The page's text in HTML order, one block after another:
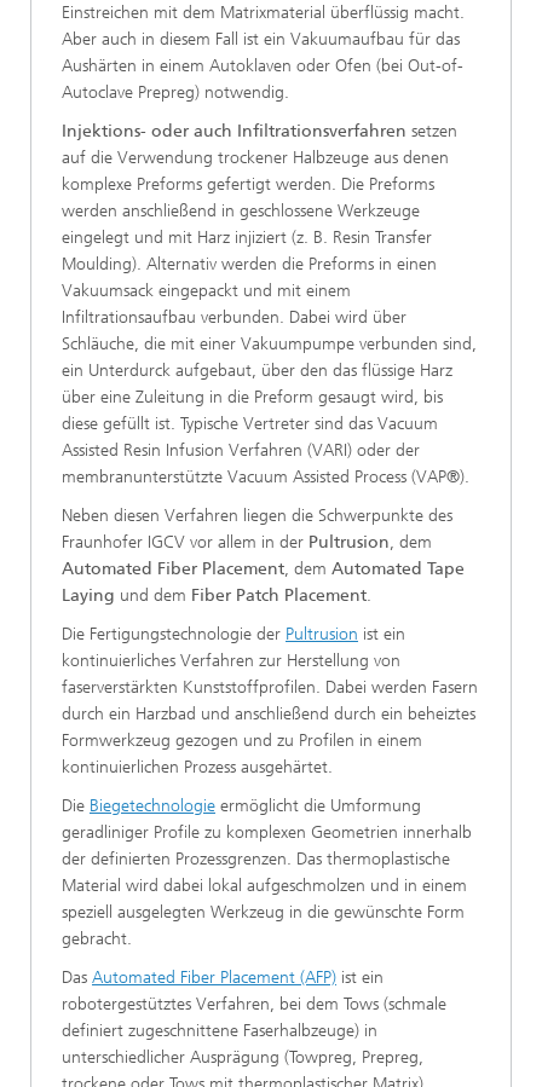
Einstreichen mit dem Matrixmaterial überflüssig macht.
Aber auch in diesem Fall ist ein Vakuumaufbau für das
Aushärten in einem Autoklaven oder Ofen (bei Out-of-
Autoclave Prepreg) notwendig.
Injektions- oder auch Infiltrationsverfahren setzen
auf die Verwendung trockener Halbzeuge aus denen
komplexe Preforms gefertigt werden. Die Preforms
werden anschließend in geschlossene Werkzeuge
eingelegt und mit Harz injiziert (z. B. Resin Transfer
Moulding). Alternativ werden die Preforms in einen
Vakuumsack eingepackt und mit einem
Infiltrationsaufbau verbunden. Dabei wird über
Schläuche, die mit einer Vakuumpumpe verbunden sind,
ein Unterdurck aufgebaut, über den das flüssige Harz
über eine Zuleitung in die Preform gesaugt wird, bis
diese gefüllt ist. Typische Vertreter sind das Vacuum
Assisted Resin Infusion Verfahren (VARI) oder der
membranunterstützte Vacuum Assisted Process (VAP®).
Neben diesen Verfahren liegen die Schwerpunkte des
Fraunhofer IGCV vor allem in der Pultrusion, dem
Automated Fiber Placement, dem Automated Tape
Laying und dem Fiber Patch Placement.
Die Fertigungstechnologie der Pultrusion ist ein
kontinuierliches Verfahren zur Herstellung von
faserverstärkten Kunststoffprofilen. Dabei werden Fasern
durch ein Harzbad und anschließend durch ein beheiztes
Formwerkzeug gezogen und zu Profilen in einem
kontinuierlichen Prozess ausgehärtet.
Die Biegetechnologie ermöglicht die Umformung
geradliniger Profile zu komplexen Geometrien innerhalb
der definierten Prozessgrenzen. Das thermoplastische
Material wird dabei lokal aufgeschmolzen und in einem
speziell ausgelegten Werkzeug in die gewünschte Form
gebracht.
Das Automated Fiber Placement (AFP) ist ein
robotergestütztes Verfahren, bei dem Tows (schmale
definiert zugeschnittene Faserhalbzeuge) in
unterschiedlicher Ausprägung (Towpreg, Prepreg,